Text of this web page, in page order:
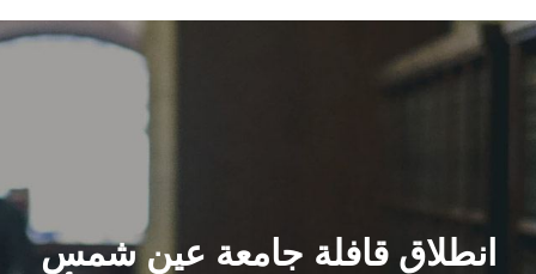
القطاعـات
الشئون الأكاديمية
انطلاق قافلة جامعة عين شمس